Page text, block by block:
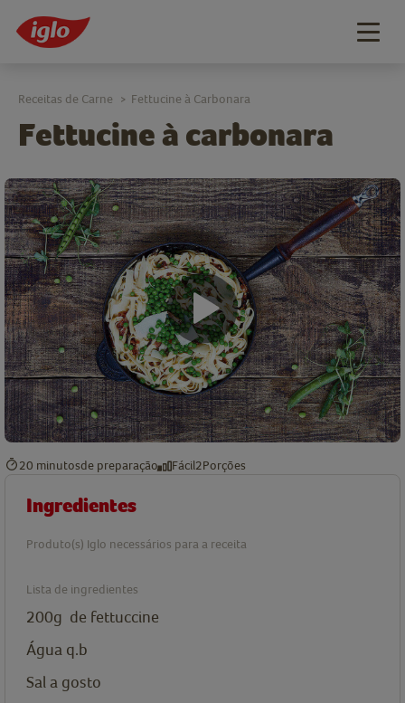
Fettucine à carbonara
Receitas de Carne > Fettucine à Carbonara
20 minutosde preparação Fácil2Porções
Ingredientes
Produto(s) Iglo necessários para a receita
Lista de ingredientes
200g de fettuccine
Água q.b
Sal a gosto